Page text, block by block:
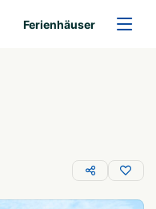
Ferienhäuser